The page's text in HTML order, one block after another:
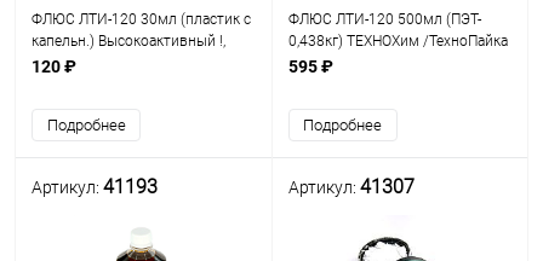
ФЛЮС ЛТИ-120 30мл (пластик с
капельн.) Высокоактивный !,
классич. Для пайки и лужения
никеля, олова, серебра, кадмия,
120 ₽
Подробнее
ФЛЮС ЛТИ-120 500мл (ПЭТ-
0,438кг) ТЕХНОХим /ТехноПайка
595 ₽
Подробнее
Артикул: 41193 Артикул: 41307